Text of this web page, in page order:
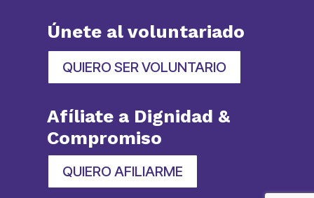
Únete al voluntariado
QUIERO SER VOLUNTARIO
Afíliate a Dignidad &
Compromiso
QUIERO AFILIARME